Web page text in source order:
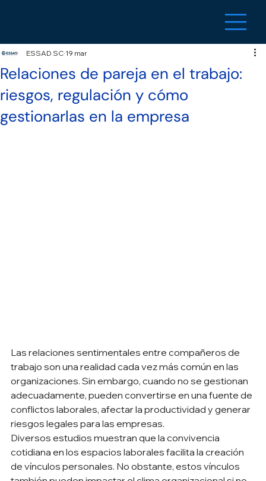
Relaciones de pareja en el trabajo:
riesgos, regulación y cómo
gestionarlas en la empresa
ESSAD SC 19 mar
Las relaciones sentimentales entre compañeros de
trabajo son una realidad cada vez más común en las
organizaciones. Sin embargo, cuando no se gestionan
adecuadamente, pueden convertirse en una fuente de
conflictos laborales, afectar la productividad y generar
riesgos legales para las empresas.
Diversos estudios muestran que la convivencia
cotidiana en los espacios laborales facilita la creación
de vínculos personales. No obstante, estos vínculos